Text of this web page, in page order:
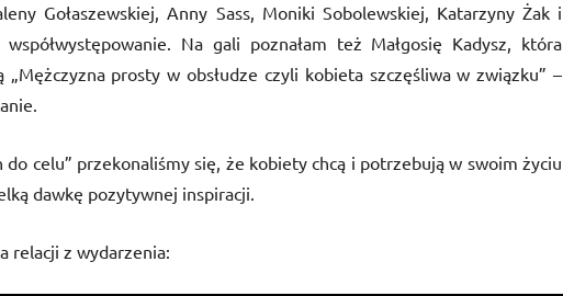
Gołaszewskiej, Anny Sass, Moniki Sobolewskiej, Katarzyny Żak i
Na gali poznałam też Małgosię Kadysz, która
„Mężczyzna prosty w obsłudze czyli kobieta szczęśliwa w związku” –
do celu” przekonaliśmy się, że kobiety chcą i potrzebują w swoim życiu
dawkę pozytywnej inspiracji.
relacji z wydarzenia: